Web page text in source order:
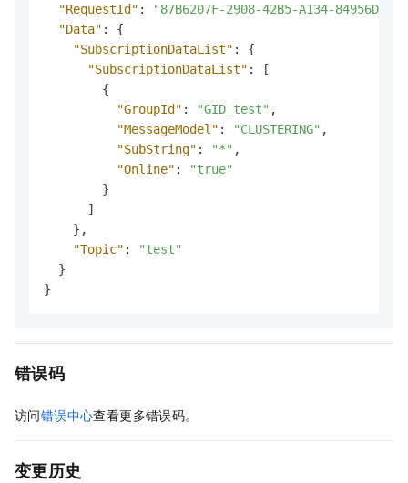
"RequestId" :
"87B6207F-2908-42B5-A134-
"Data" :
{
"SubscriptionDataList" :
{
"SubscriptionDataList" :
[
{
"GroupId" : "GID_test" ,
"MessageModel" : "CLUSTERING" ,
"SubString" : "*" ,
"Online" :
"true"
}
]
} ,
"Topic" :
"test"
}
}
错误码
访问错误中心查看更多错误码。
变更历史